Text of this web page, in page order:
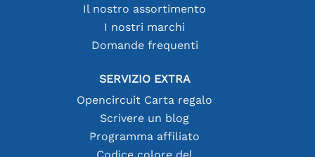
Il nostro assortimento
I nostri marchi
Domande frequenti
SERVIZIO EXTRA
Opencircuit Carta regalo
Scrivere un blog
Programma affiliato
Codice colore del